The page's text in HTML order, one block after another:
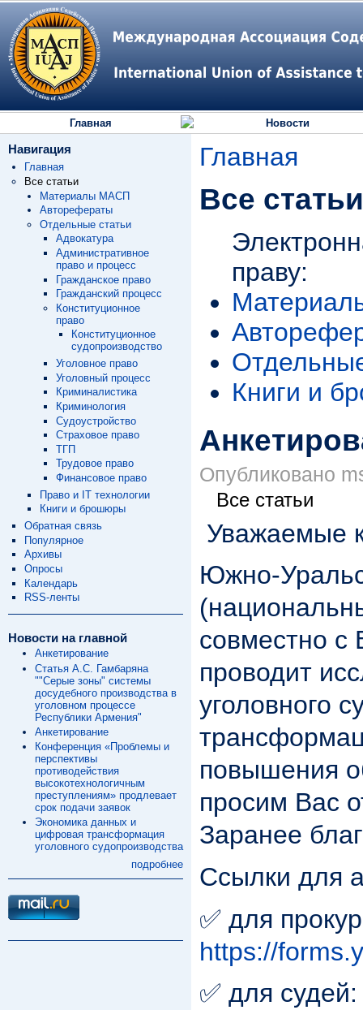
Главная Новости
Навигация
Главная
Все статьи
Материалы МАСП
Авторефераты
Отдельные статьи
Адвокатура
Административное
право и процесс
Гражданское право
Гражданский процесс
Конституционное
право
Конституционное
судопроизводство
Уголовное право
Уголовный процесс
Криминалистика
Криминология
Судоустройство
Страховое право
ТГП
Трудовое право
Финансовое право
Право и IT технологии
Книги и брошюры
Обратная связь
Популярное
Архивы
Опросы
Календарь
RSS-ленты
Новости на главной
Анкетирование
Статья А.С. Гамбаряна
""Серые зоны" системы
досудебного производства в
уголовном процессе
Республики Армения"
Анкетирование
Конференция «Проблемы и
перспективы
противодействия
высокотехнологичным
преступлениям» продлевает
срок подачи заявок
Экономика данных и
цифровая трансформация
уголовного судопроизводства
подробнее
Главная
Все статьи
праву:
Книги и
Опубликовано
Все статьи
Уважаемые
Южно-
совместно с
проводит
уголовного
повышения
просим Вас
Заранее
Ссылки для
✅ для
https://
✅ для судей: